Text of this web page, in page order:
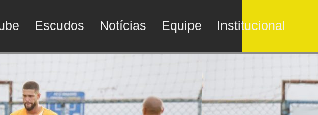
Escudos Notícias Equipe Institucional